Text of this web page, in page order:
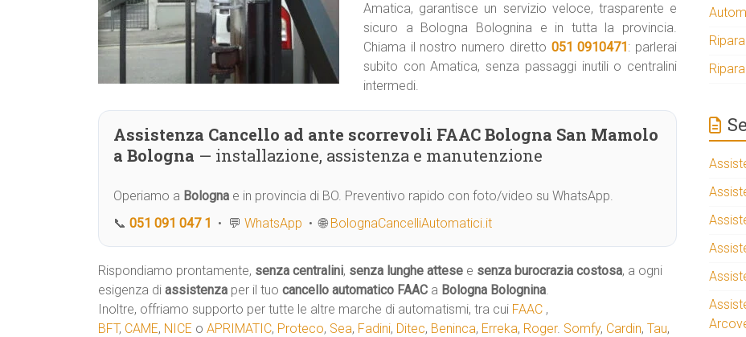
Amatica, garantisce un servizio veloce, trasparente e
sicuro a Bologna Bolognina e in tutta la provincia.
Chiama il nostro numero diretto 051 0910471: parlerai
subito con Amatica, senza passaggi inutili o centralini
intermedi.
Assistenza Cancello ad ante scorrevoli FAAC Bologna San Mamolo
a Bologna — installazione, assistenza e manutenzione
Operiamo a Bologna e in provincia di BO. Preventivo rapido con foto/video su WhatsApp.
📞 051 091 047 1 • 💬 WhatsApp • 🌐 BolognaCancelliAutomatici.it
Rispondiamo prontamente, senza centralini, senza lunghe attese e senza burocrazia costosa, a ogni
esigenza di assistenza per il tuo cancello automatico FAAC a Bologna Bolognina.
Inoltre, offriamo supporto per tutte le altre marche di automatismi, tra cui FAAC ,
BFT, CAME, NICE o APRIMATIC, Proteco, Sea, Fadini, Ditec, Beninca, Erreka, Roger. Somfy, Cardin, Tau,